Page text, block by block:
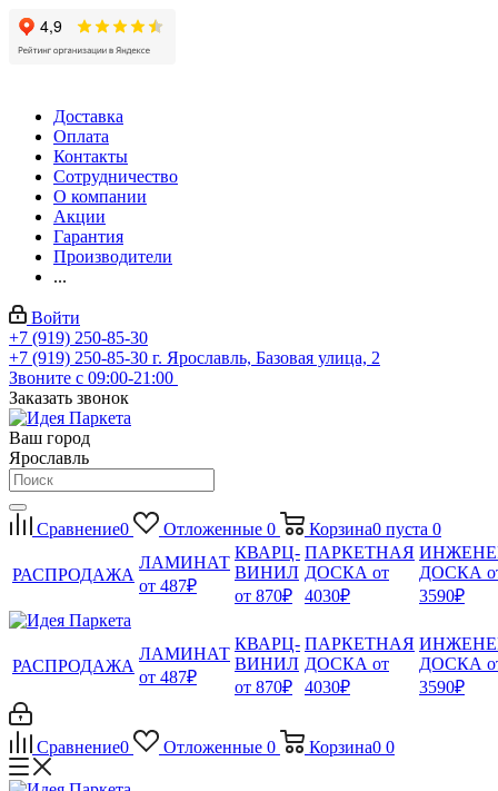
Доставка
Оплата
Контакты
Сотрудничество
О компании
Акции
Гарантия
Производители
...
Войти
+7 (919) 250-85-30
+7 (919) 250-85-30 г. Ярославль, Базовая улица, 2
Звоните с 09:00-21:00
Заказать звонок
Ваш город
Ярославль
Сравнение0 Отложенные 0 Корзина0 пуста 0
РАСПРОДАЖА
ЛАМИНАТ
от 487₽
КВАРЦ-
ВИНИЛ
от 870₽
ПАРКЕТНАЯ
ДОСКА от
4030₽
ДОСКА
3590₽
РАСПРОДАЖА
ЛАМИНАТ
от 487₽
КВАРЦ-
ВИНИЛ
от 870₽
ПАРКЕТНАЯ
ДОСКА от
4030₽
ДОСКА
3590₽
Сравнение0 Отложенные 0 Корзина0 0